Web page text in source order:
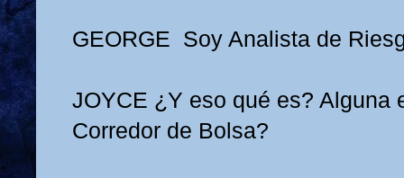
GEORGE Soy Analista de
JOYCE ¿Y eso qué es? Alguna
Corredor de Bolsa?